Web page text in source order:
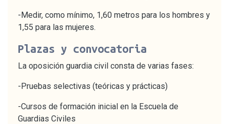
-Medir, como mínimo, 1,60 metros para los hombres y
1,55 para las mujeres.
Plazas y convocatoria
La oposición guardia civil consta de varias fases:
-Pruebas selectivas (teóricas y prácticas)
-Cursos de formación inicial en la Escuela de
Guardias Civiles